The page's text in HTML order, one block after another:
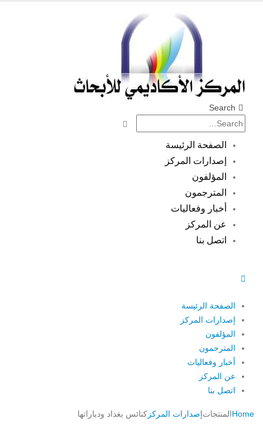
Search
الصفحة الرئيسة
إصدارات المركز
المؤلفون
المترجمون
أخبار وفعاليات
عن المركز
اتصل بنا
الصفحة الرئيسة
إصدارات المركز
المؤلفون
المترجمون
أخبار وفعاليات
عن المركز
اتصل بنا
Homeالمنتجاتإصدارات المركز كنائس بغداد ودياراتها